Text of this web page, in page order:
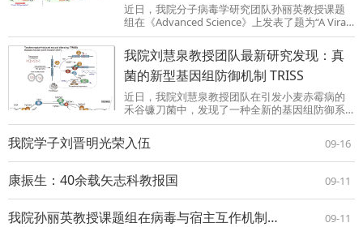
近日，我院分子病毒学研究团队孙丽英教授课题
组在《Advanced Science》上发表了题为“A Viral
RNA Silencing Suppressor Modulates Reactive
Oxygen Species Levels ...
我院刘慧泉教授团队最新研究发现：真
菌的新型基因组防御机制 TRISS
近日，我院刘慧泉教授团队在引发小麦赤霉病的
禾谷镰刀菌中，发现了一种全新的基因组防御系
统：“串联重复诱导的有性沉默（TRISS）”，相关
研究成果在线发表在Science Advances上。我院
博士研究生侯孟德为该论文第一作者，刘慧泉教
授与王秦虎...
我院学子刘晋明光荣入伍 09-16
康振生：40余载矢志科教报国 09-11
我院孙丽英教授课题组在病毒与宿主互作机制研究方面取得新进展 09-11